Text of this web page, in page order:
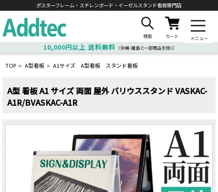
ポスターフレーム・スチレンボード・ イーゼルスタンド看板専門店
検索 カート メニュー
10,000円以上 送料無料 （沖縄・離島と一部商品を除く）
TOP > A型看板 > A1サイズ A型看板 スタンド看板
A型 看板 A1 サイズ 両面 屋外 バリウススタンド VASKAC-
A1R/BVASKAC-A1R